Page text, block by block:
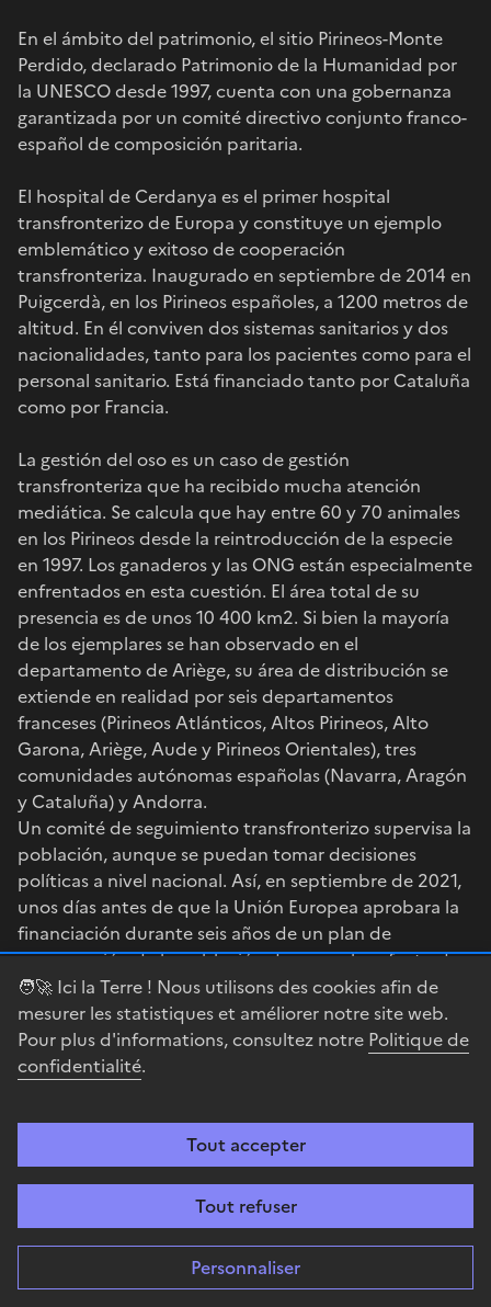
🧑‍🚀 Ici la Terre ! Nous utilisons des cookies afin de
mesurer les statistiques et améliorer notre site web.
Pour plus d'informations, consultez notre Politique de
confidentialité.
Tout accepter
Tout refuser
Personnaliser
En el ámbito del patrimonio, el sitio Pirineos-Monte
Perdido, declarado Patrimonio de la Humanidad por
la UNESCO desde 1997, cuenta con una gobernanza
garantizada por un comité directivo conjunto franco-
español de composición paritaria.
El hospital de Cerdanya es el primer hospital
transfronterizo de Europa y constituye un ejemplo
emblemático y exitoso de cooperación
transfronteriza. Inaugurado en septiembre de 2014 en
Puigcerdà, en los Pirineos españoles, a 1200 metros de
altitud. En él conviven dos sistemas sanitarios y dos
nacionalidades, tanto para los pacientes como para el
personal sanitario. Está financiado tanto por Cataluña
como por Francia.
La gestión del oso es un caso de gestión
transfronteriza que ha recibido mucha atención
mediática. Se calcula que hay entre 60 y 70 animales
en los Pirineos desde la reintroducción de la especie
en 1997. Los ganaderos y las ONG están especialmente
enfrentados en esta cuestión. El área total de su
presencia es de unos 10 400 km2. Si bien la mayoría
de los ejemplares se han observado en el
departamento de Ariège, su área de distribución se
extiende en realidad por seis departamentos
franceses (Pirineos Atlánticos, Altos Pirineos, Alto
Garona, Ariège, Aude y Pirineos Orientales), tres
comunidades autónomas españolas (Navarra, Aragón
y Cataluña) y Andorra.
Un comité de seguimiento transfronterizo supervisa la
población, aunque se puedan tomar decisiones
políticas a nivel nacional. Así, en septiembre de 2021,
unos días antes de que la Unión Europea aprobara la
financiación durante seis años de un plan de
conservación de la población de osos, el prefecto de
Occitania retiró esta solicitud.
Las diferencias económicas entre los países también
pueden tener un efecto positivo. Muchos residentes
precios o de los productos libres de impuestos en
Andorra. Por lo tanto, existe una aduana en Pas de la
Casa, en territorio francés, 3 km antes de Andorra,
para controlar las cantidades de mercancías que
circulan y que están sujetas a restricciones, en
particular en lo que respecta al alcohol y el tabaco.